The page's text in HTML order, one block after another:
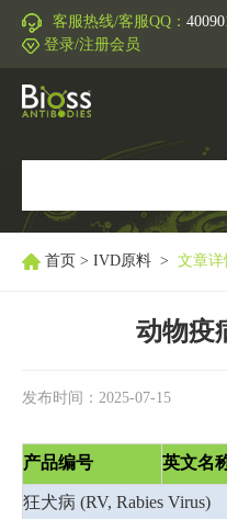
客服热线/客服QQ：
登录/注册会员
研究领
IVD
关于我
首页 > IVD原料 > 文章详
动物疫
发布时间：2025-07-15
产品编号 英文名
狂犬病 (RV, Rabies Virus)